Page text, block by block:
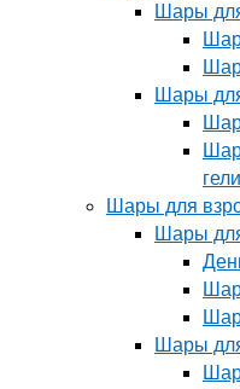
Шары
Шары
Шары для
Шары
Шары